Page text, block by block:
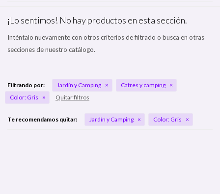
¡Lo sentimos! No hay productos en esta sección.
Inténtalo nuevamente con otros criterios de filtrado o busca en otras
secciones de nuestro catálogo.
Filtrando por: Jardín y Camping
Catres y camping
Color: Gris Quitar filtros
Te recomendamos quitar: Jardín y Camping Color: Gris